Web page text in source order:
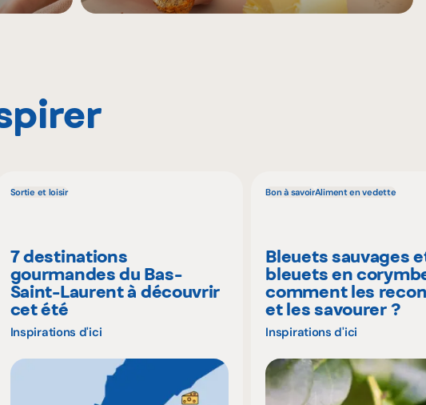
Sortie et loisir
7 destinations
gourmandes du Bas-
Saint-Laurent à découvrir
cet été
Inspirations d'ici
Bon à savoirAliment en vedette
Bleuets sauvages
bleuets en
comment les
et les savourer ?
Inspirations d'ici